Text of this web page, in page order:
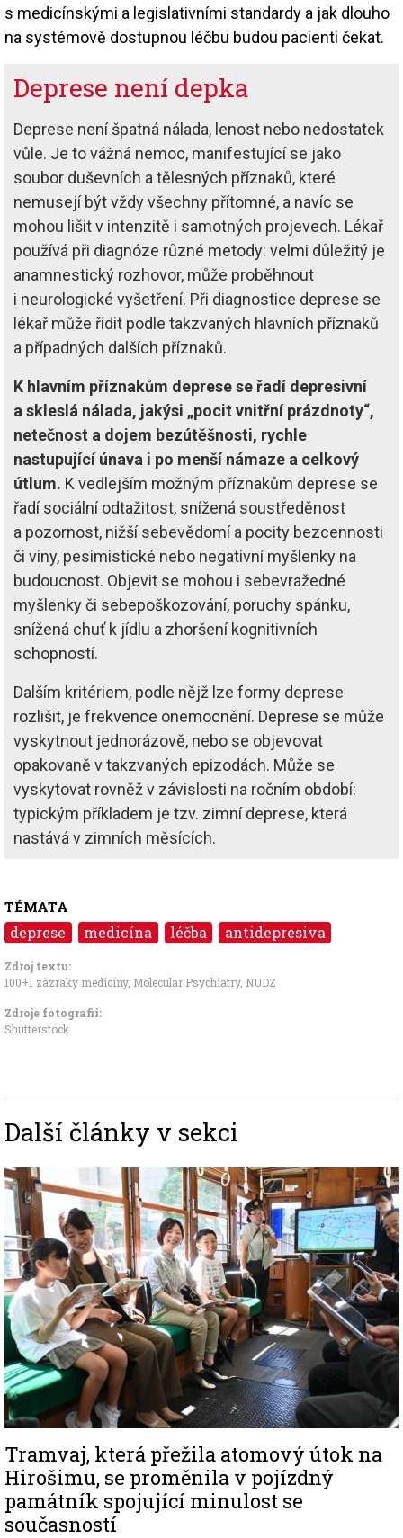
s medicínskými a legislativními standardy a jak dlouho
na systémově dostupnou léčbu budou pacienti čekat.
Deprese není depka
Deprese není špatná nálada, lenost nebo nedostatek
vůle. Je to vážná nemoc, manifestující se jako
soubor duševních a tělesných příznaků, které
nemusejí být vždy všechny přítomné, a navíc se
mohou lišit v intenzitě i samotných projevech. Lékař
používá při diagnóze různé metody: velmi důležitý je
anamnestický rozhovor, může proběhnout
i neurologické vyšetření. Při diagnostice deprese se
lékař může řídit podle takzvaných hlavních příznaků
a případných dalších příznaků.
K hlavním příznakům deprese se řadí depresivní
a skleslá nálada, jakýsi „pocit vnitřní prázdnoty“,
netečnost a dojem bezútěšnosti, rychle
nastupující únava i po menší námaze a celkový
útlum. K vedlejším možným příznakům deprese se
řadí sociální odtažitost, snížená soustředěnost
a pozornost, nižší sebevědomí a pocity bezcennosti
či viny, pesimistické nebo negativní myšlenky na
budoucnost. Objevit se mohou i sebevražedné
myšlenky či sebepoškozování, poruchy spánku,
snížená chuť k jídlu a zhoršení kognitivních
schopností.
Dalším kritériem, podle nějž lze formy deprese
rozlišit, je frekvence onemocnění. Deprese se může
vyskytnout jednorázově, nebo se objevovat
opakovaně v takzvaných epizodách. Může se
vyskytovat rovněž v závislosti na ročním období:
typickým příkladem je tzv. zimní deprese, která
nastává v zimních měsících.
TÉMATA
deprese medicína léčba antidepresiva
Zdroj textu:
100+1 zázraky medicíny, Molecular Psychiatry, NUDZ
Zdroje fotografii:
Shutterstock
Další články v sekci
Image
Tramvaj, která přežila atomový útok na
Hirošimu, se proměnila v pojízdný
památník spojující minulost se
současností